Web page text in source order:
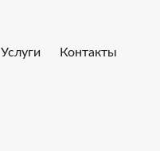
Услуги Контакты